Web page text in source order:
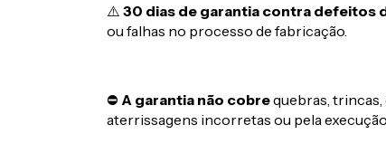
⚠️ 30 dias de garantia contra defeitos
ou falhas no processo de fabricação.
⛔ A garantia não cobrequebras, trincas,
aterrissagens incorretas ou pela